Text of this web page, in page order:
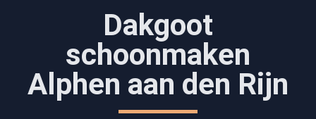
Dakgoot
schoonmaken​
Alphen aan den Rijn